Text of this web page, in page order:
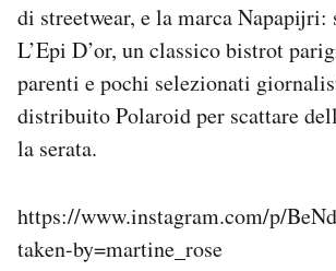
di streetwear, e la marca Napapijri:
L’Epi D’or, un classico bistrot
parenti e pochi selezionati
distribuito Polaroid per scattare
la serata.
https://www.instagram.com/p/
taken-by=martine_rose